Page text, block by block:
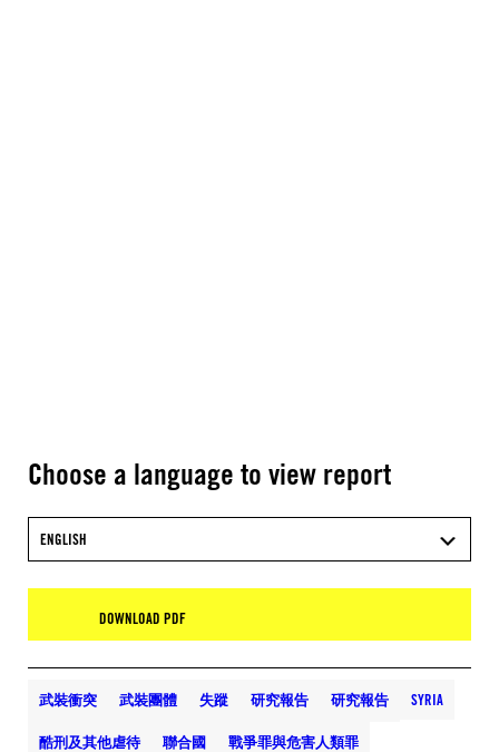
Choose a language to view report
ENGLISH
DOWNLOAD PDF
武裝衝突 武裝團體 失蹤 研究報告 研究報告 SYRIA
酷刑及其他虐待 聯合國 戰爭罪與危害人類罪